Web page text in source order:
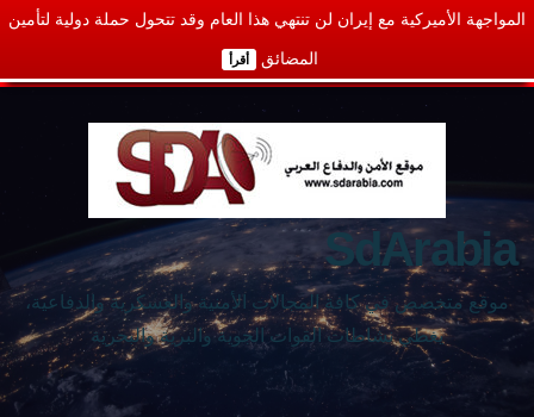
المواجهة الأميركية مع إيران لن تنتهي هذا العام وقد تتحول حملة دولية لتأمين
المضائق أقرأ
SdArabia
موقع متخصص في كافة المجالات الأمنية والعسكرية والدفاعية،
يغطي نشاطات القوات الجوية والبرية والبحرية